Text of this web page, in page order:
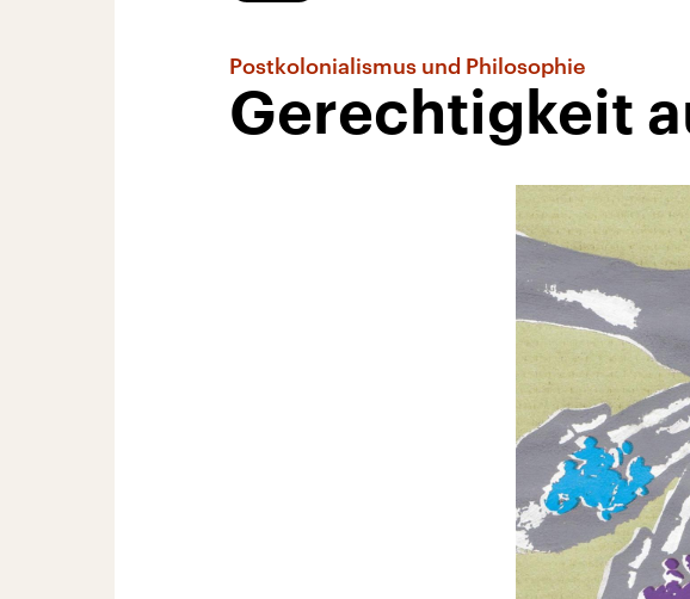
Postkolonialismus und Philosophie
Gerechtigkeit